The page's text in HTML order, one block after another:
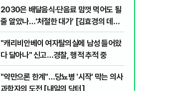
2030은 배달음식·단음료 맘껏 먹어도 될
줄 알았나…'처절한 대가' [김효경의 데일
리 헬스]
"캐리비안베이 여자탈의실에 남성 들어왔
다 달아나" 신고…경찰, 행적 추적 중
"약만으론 한계"…당뇨병 '시작' 막는 의사
과학자의 도전 [내일의 닥터]